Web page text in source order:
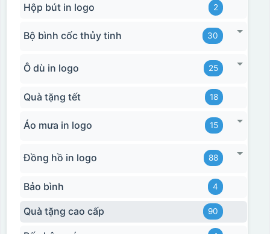
Hộp bút in logo 2
Bộ bình cốc thủy tinh 30
Ô dù in logo 25
Quà tặng tết 18
Áo mưa in logo 15
Đồng hồ in logo 88
Bảo bình 4
Quà tặng cao cấp 90